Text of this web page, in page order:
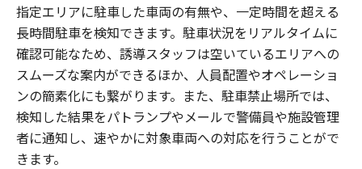
指定エリアに駐車した車両の有無や、一定時間を超える
長時間駐車を検知できます。駐車状況をリアルタイムに
確認可能なため、誘導スタッフは空いているエリアへの
スムーズな案内ができるほか、人員配置やオペレーショ
ンの簡素化にも繋がります。また、駐車禁止場所では、
検知した結果をパトランプやメールで警備員や施設管理
者に通知し、速やかに対象車両への対応を行うことがで
きます。